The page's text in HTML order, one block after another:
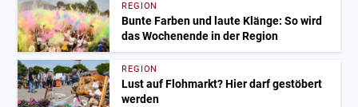
REGION
Bunte Farben und laute Klänge: So wird
das Wochenende in der Region
REGION
Lust auf Flohmarkt? Hier darf gestöbert
werden